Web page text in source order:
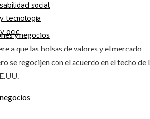
social
tecnología
ocioy negocios
a que las bolsas de valores y el mercado
se regocijen con el acuerdo en el techo de